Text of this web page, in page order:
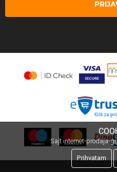
Sajt internet-prodaja-
Prihvatam